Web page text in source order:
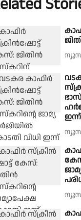
ഇന്ന്